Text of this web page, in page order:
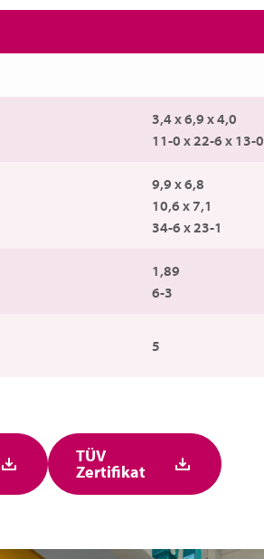
3,4 x 6,9 x 4,0
11-0 x 22-6 x 13-0
9,9 x 6,8
10,6 x 7,1
34-6 x 23-1
1,89
6-3
5
TÜV
Zertifikat